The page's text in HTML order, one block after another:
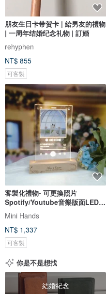
朋友生日卡带贺卡 | 給男友的禮物
| 一周年结婚纪念礼物 | 訂婚
rehyphen
NT$ 855
可客製
客製化禮物- 可更換照片
Spotify/Youtube音樂版面LED
發光相架
Mini Hands
NT$ 1,337
可客製
你是不是想找
結婚紀念